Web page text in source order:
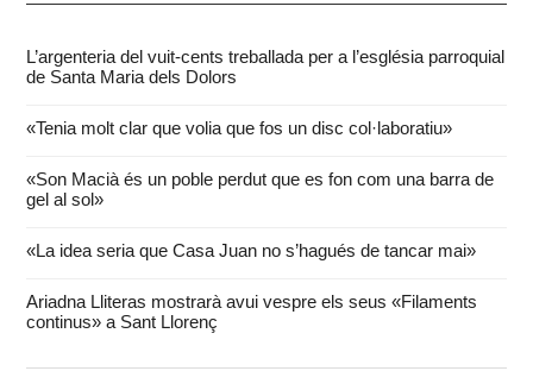
L’argenteria del vuit-cents treballada per a l’església parroquial
de Santa Maria dels Dolors
«Tenia molt clar que volia que fos un disc col·laboratiu»
«Son Macià és un poble perdut que es fon com una barra de
gel al sol»
«La idea seria que Casa Juan no s’hagués de tancar mai»
Ariadna Lliteras mostrarà avui vespre els seus «Filaments
continus» a Sant Llorenç